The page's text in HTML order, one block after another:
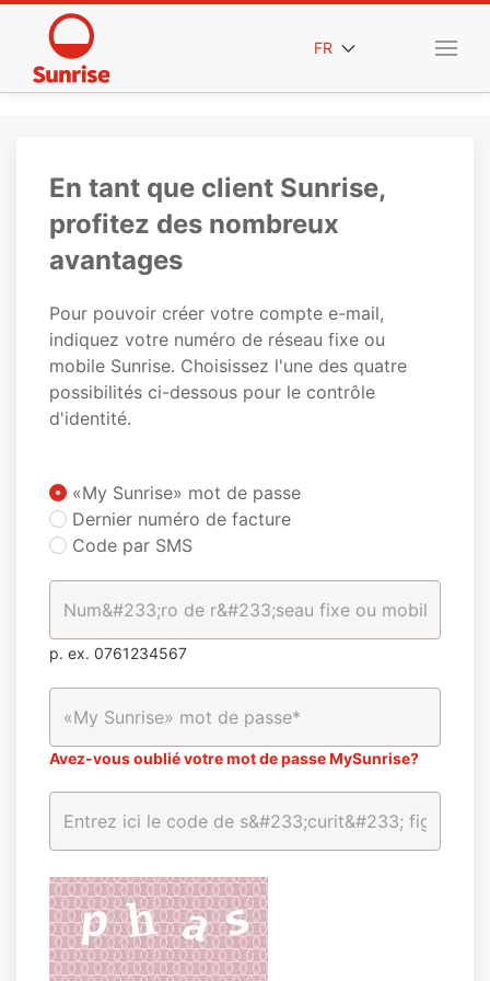
FR
En tant que client Sunrise,
profitez des nombreux
avantages
Pour pouvoir créer votre compte e-mail,
indiquez votre numéro de réseau fixe ou
mobile Sunrise. Choisissez l'une des quatre
possibilités ci-dessous pour le contrôle
d'identité.
«My Sunrise» mot de passe
Dernier numéro de facture
Code par SMS
p. ex. 0761234567
Avez-vous oublié votre mot de passe MySunrise?